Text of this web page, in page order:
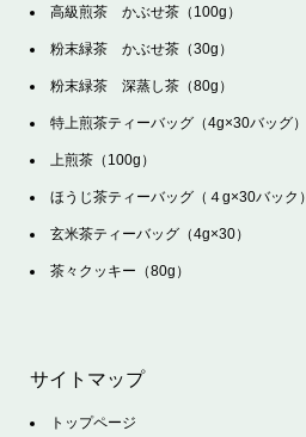
高級煎茶 かぶせ茶（100g）
粉末緑茶 かぶせ茶（30g）
粉末緑茶 深蒸し茶（80g）
特上煎茶ティーバッグ（4g×30バッグ）
上煎茶（100g）
ほうじ茶ティーバッグ（４g×30バック）
玄米茶ティーバッグ（4g×30）
茶々クッキー（80g）
サイトマップ
トップページ